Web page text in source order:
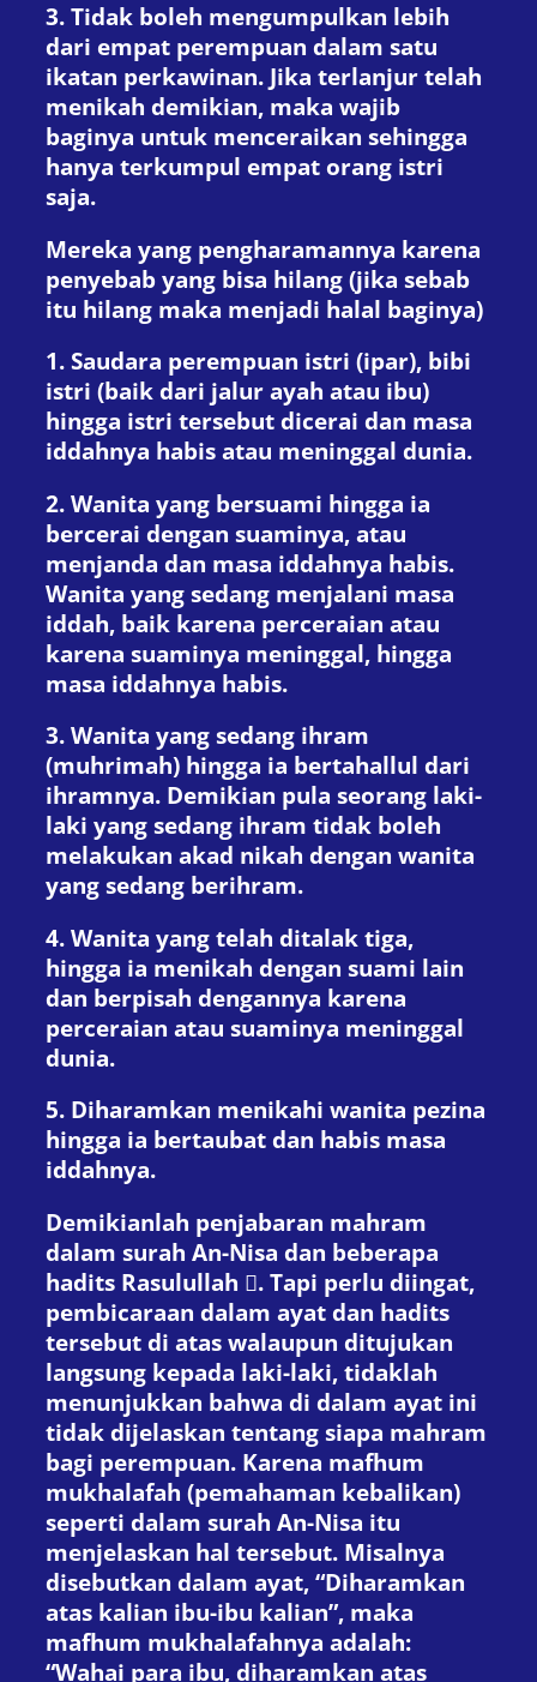
3. Tidak boleh mengumpulkan lebih
dari empat perempuan dalam satu
ikatan perkawinan. Jika terlanjur telah
menikah demikian, maka wajib
baginya untuk menceraikan sehingga
hanya terkumpul empat orang istri
saja.
Mereka yang pengharamannya karena
penyebab yang bisa hilang (jika sebab
itu hilang maka menjadi halal baginya)
1. Saudara perempuan istri (ipar), bibi
istri (baik dari jalur ayah atau ibu)
hingga istri tersebut dicerai dan masa
iddahnya habis atau meninggal dunia.
2. Wanita yang bersuami hingga ia
bercerai dengan suaminya, atau
menjanda dan masa iddahnya habis.
Wanita yang sedang menjalani masa
iddah, baik karena perceraian atau
karena suaminya meninggal, hingga
masa iddahnya habis.
3. Wanita yang sedang ihram
(muhrimah) hingga ia bertahallul dari
ihramnya. Demikian pula seorang laki-
laki yang sedang ihram tidak boleh
melakukan akad nikah dengan wanita
yang sedang berihram.
4. Wanita yang telah ditalak tiga,
hingga ia menikah dengan suami lain
dan berpisah dengannya karena
perceraian atau suaminya meninggal
dunia.
5. Diharamkan menikahi wanita pezina
hingga ia bertaubat dan habis masa
iddahnya.
Demikianlah penjabaran mahram
dalam surah An-Nisa dan beberapa
hadits Rasulullah . Tapi perlu diingat,
pembicaraan dalam ayat dan hadits
tersebut di atas walaupun ditujukan
langsung kepada laki-laki, tidaklah
menunjukkan bahwa di dalam ayat ini
tidak dijelaskan tentang siapa mahram
bagi perempuan. Karena mafhum
mukhalafah (pemahaman kebalikan)
seperti dalam surah An-Nisa itu
menjelaskan hal tersebut. Misalnya
disebutkan dalam ayat, “Diharamkan
atas kalian ibu-ibu kalian”, maka
mafhum mukhalafahnya adalah:
“Wahai para ibu, diharamkan atas